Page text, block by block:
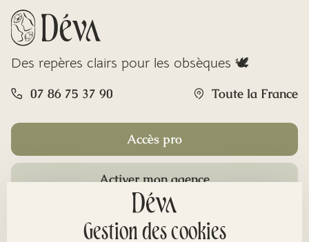
Des repères clairs pour les obsèques 🕊️
07 86 75 37 90 Toute la France
Accès pro
Activer mon agence
Gestion des cookies